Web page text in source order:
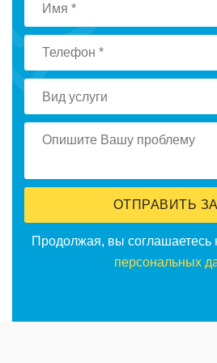
Вид услуги
ОТПРАВИТЬ
Продолжая, вы соглашаетесь
персональных